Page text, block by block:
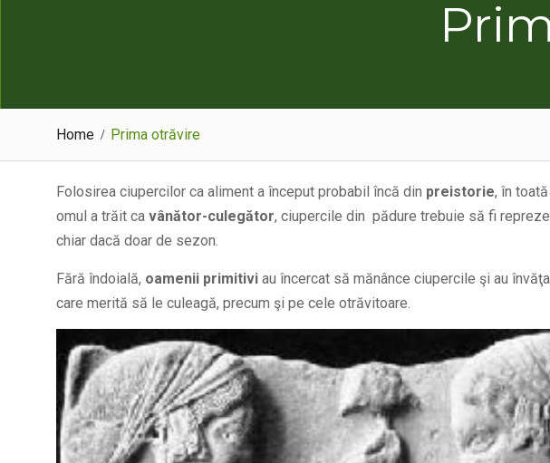
Home Prima otrăvire
Folosirea ciupercilor ca aliment a început probabil încă din preistorie, în
omul a trăit ca vânător-culegător, ciupercile din pădure trebuie să fi
chiar dacă doar de sezon.
Fără îndoială, oamenii primitivi au încercat să mănânce ciupercile şi au
care merită să le culeagă, precum şi pe cele otrăvitoare.